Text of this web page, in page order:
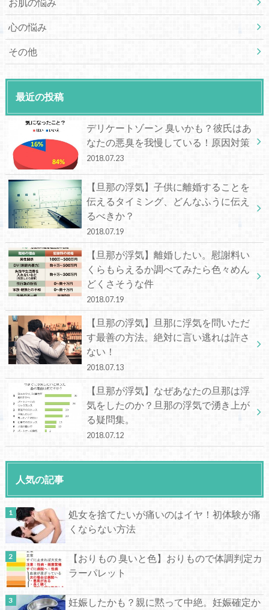
心の悩み
その他
最近の投稿
デリケートゾーン 臭いかも？彼氏はあ
なたの悪臭を我慢している！原因対策
2018.07.23
【旦那の浮気】子供に離婚することを
伝えるタイミング、どんなふうに伝え
るべきか？
2018.07.19
【旦那が浮気】離婚したい。慰謝料い
くらもらえるか調べてみたら色々めん
どくさそうな件
2018.07.19
【旦那の浮気】旦那に浮気を問いただ
す最善の方法。絶対に言い逃れは許さ
ない！
2018.07.13
【旦那が浮気】なぜあなたの旦那は浮
気をしたのか？旦那の浮気で湧き上が
る疑問集。
2018.07.12
人気の記事
処女を捨てたいが痛いのはイヤ！初体験が痛
くならない方法
【おりもの 臭いと色】おりもので体調判定カ
ラーパレット
妊娠したかも？親に黙って中絶。妊娠確定か